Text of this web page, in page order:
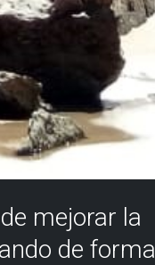
mejorar la
de forma